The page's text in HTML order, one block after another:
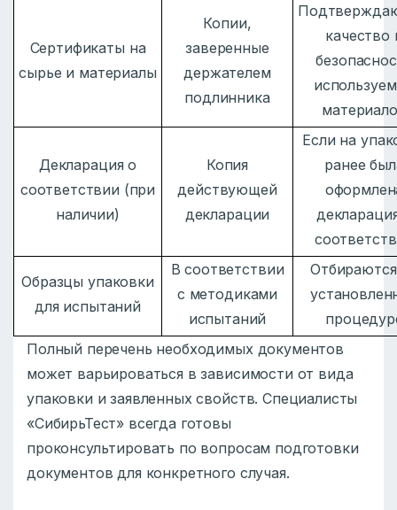
Сертификаты на
сырье и материалы
Копии,
заверенные
держателем
подлинника
качество
Декларация о
соответствии (при
наличии)
Копия
действующей
декларации
Если на
ранее
Образцы упаковки
для испытаний
В соответствии
с методиками
испытаний
Полный перечень необходимых документов
может варьироваться в зависимости от вида
упаковки и заявленных свойств. Специалисты
«СибирьТест» всегда готовы
проконсультировать по вопросам подготовки
документов для конкретного случая.